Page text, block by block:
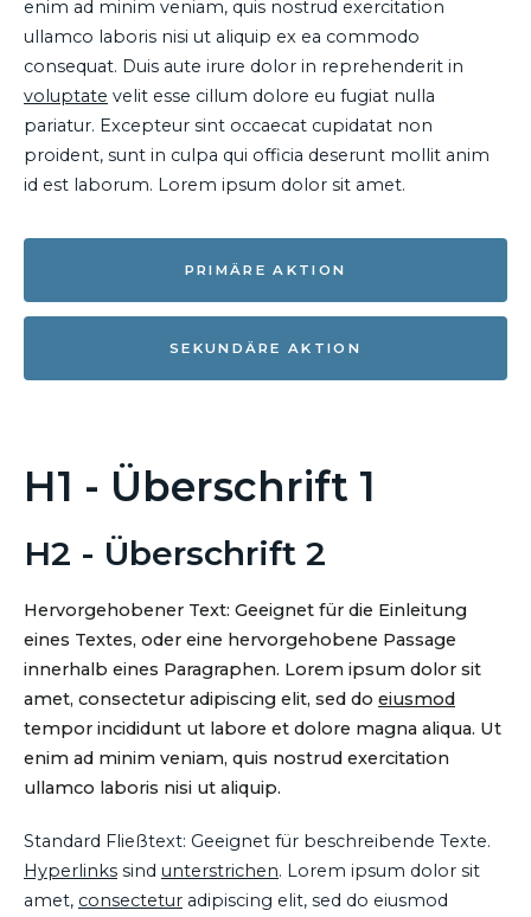
enim ad minim veniam, quis nostrud exercitation
ullamco laboris nisi ut aliquip ex ea commodo
consequat. Duis aute irure dolor in reprehenderit in
voluptate velit esse cillum dolore eu fugiat nulla
pariatur. Excepteur sint occaecat cupidatat non
proident, sunt in culpa qui officia deserunt mollit anim
id est laborum. Lorem ipsum dolor sit amet.
PRIMÄRE AKTION
SEKUNDÄRE AKTION
H1 - Überschrift 1
H2 - Überschrift 2
Hervorgehobener Text: Geeignet für die Einleitung
eines Textes, oder eine hervorgehobene Passage
innerhalb eines Paragraphen. Lorem ipsum dolor sit
amet, consectetur adipiscing elit, sed do eiusmod
tempor incididunt ut labore et dolore magna aliqua. Ut
enim ad minim veniam, quis nostrud exercitation
ullamco laboris nisi ut aliquip.
Standard Fließtext: Geeignet für beschreibende Texte.
Hyperlinks sind unterstrichen. Lorem ipsum dolor sit
amet, consectetur adipiscing elit, sed do eiusmod